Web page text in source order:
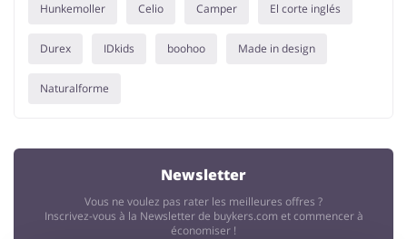
Hunkemoller Celio Camper El corte inglés
Durex IDkids boohoo Made in design
Naturalforme
Newsletter
Vous ne voulez pas rater les meilleures offres ?
Inscrivez-vous à la Newsletter de buykers.com et commencer à
économiser !